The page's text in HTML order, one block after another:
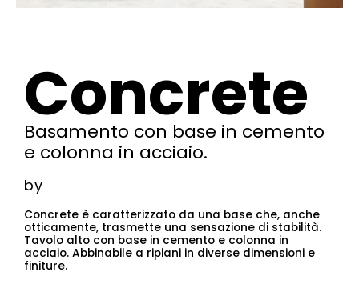
Concrete
Basamento con base in cemento
e colonna in acciaio.
by
Concrete è caratterizzato da una base che, anche
otticamente, trasmette una sensazione di stabilità.
Tavolo alto con base in cemento e colonna in
acciaio. Abbinabile a ripiani in diverse dimensioni e
finiture.